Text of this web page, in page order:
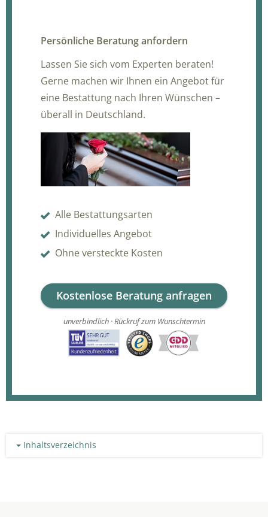
Persönliche Beratung anfordern
Lassen Sie sich vom Experten beraten!
Gerne machen wir Ihnen ein Angebot für
eine Bestattung nach Ihren Wünschen –
überall in Deutschland.
Alle Bestattungsarten
Individuelles Angebot
Ohne versteckte Kosten
Kostenlose Beratung anfragen
unverbindlich · Rückruf zum Wunschtermin
Inhaltsverzeichnis